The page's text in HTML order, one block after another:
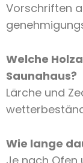
Vorschriften
Welche
Saunahaus?
Lärche und
Wie lange